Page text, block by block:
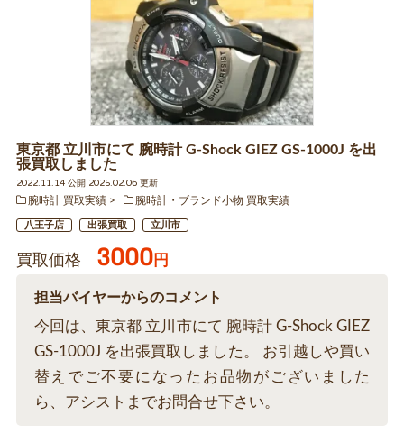
東京都 立川市にて 腕時計 G-Shock GIEZ GS-1000J を出
張買取しました
2022.11.14 公開 2025.02.06 更新
腕時計 買取実績
腕時計・ブランド小物 買取実績
八王子店 出張買取 立川市
買取価格 3000円
担当バイヤーからのコメント
今回は、東京都 立川市にて 腕時計 G-Shock GIEZ
GS-1000J を出張買取しました。 お引越しや買い
替えでご不要になったお品物がございました
ら、アシストまでお問合せ下さい。